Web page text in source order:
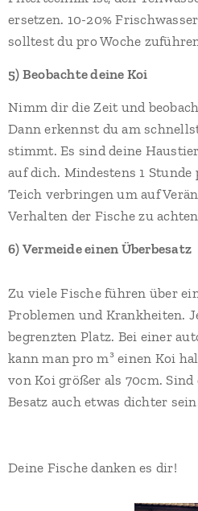
ersetzen. 10-20%
solltest du pro Woche
5) Beobachte deine Koi
Nimm dir die Zeit und
Dann erkennst du am
stimmt. Es sind deine
auf dich. Mindestens 1
Teich verbringen um auf
Verhalten der Fische zu
6) Vermeide einen Überbesatz
Zu viele Fische führen über
Problemen und Krankheiten.
begrenzten Platz. Bei einer
kann man pro m³ einen Koi
von Koi größer als 70cm.
Besatz auch etwas dichter
Deine Fische danken es dir!